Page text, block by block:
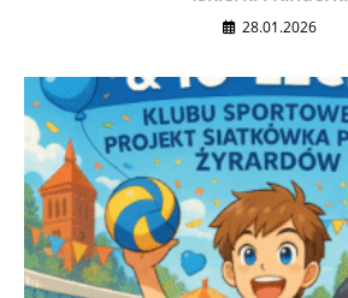
28.01.2026